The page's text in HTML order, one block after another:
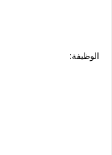
الوظيفة: